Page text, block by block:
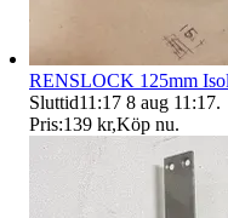
RENSLOCK 125mm
Sluttid11:17 8 aug 11:17.
Pris:139 kr,Köp nu.